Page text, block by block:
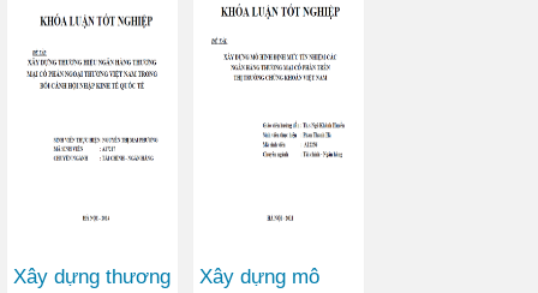
Xây dựng thương
Xây dựng mô